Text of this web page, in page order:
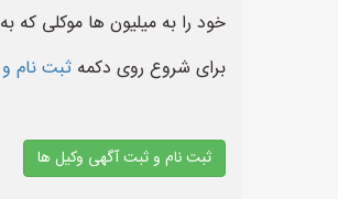
خود را به میلیون ها موکلی که
برای شروع روی دکمه ثبت نام
ثبت نام و ثبت آگهی وکیل ها